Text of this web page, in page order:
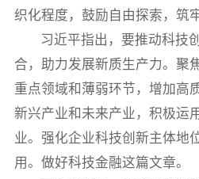
织化程度，鼓励自由探索，筑
习近平指出，要推动科技
合，助力发展新质生产力。聚
重点领域和薄弱环节，增加高
新兴产业和未来产业，积极运
业。强化企业科技创新主体地
用。做好科技金融这篇文章。